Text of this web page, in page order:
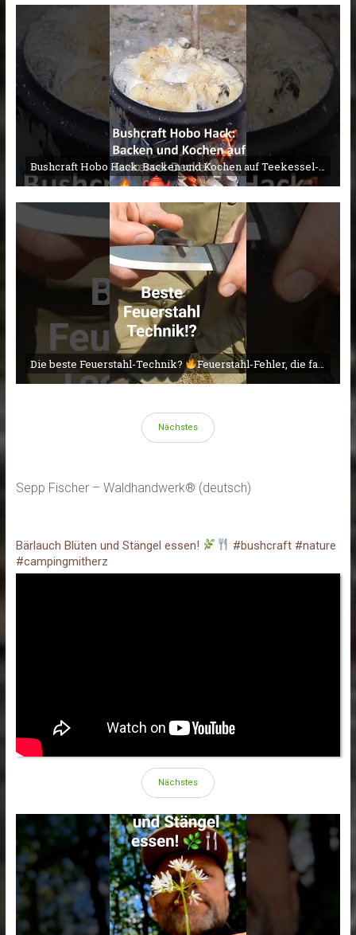
Bushcraft Hobo Hack: Backen und Kochen auf Teekessel-Deckel!
Die beste Feuerstahl-Technik? Feuerstahl-Fehler, die fast JEDER macht!
Nächstes
Sepp Fischer – Waldhandwerk® (deutsch)
Bärlauch Blüten und Stängel essen!
#bushcraft #nature
#campingmitherz
Nächstes